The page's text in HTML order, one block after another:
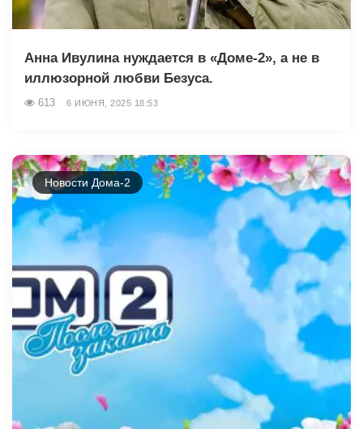
Анна Ивулина нуждается в «Доме-2», а не в
иллюзорной любви Безуса.
613 6 ИЮНЯ, 2025 18:53
Новости Дома-2